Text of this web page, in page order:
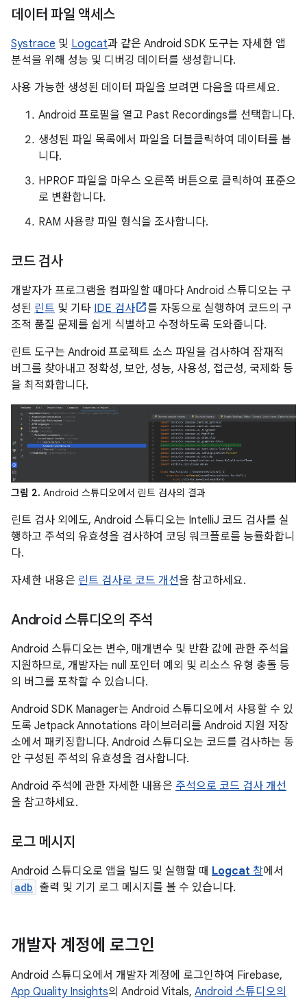
데이터 파일 액세스
Systrace 및 Logcat과 같은 Android SDK 도구는 자세한 앱
분석을 위해 성능 및 디버깅 데이터를 생성합니다.
사용 가능한 생성된 데이터 파일을 보려면 다음을 따르세요.
Android 프로필을 열고 Past Recordings를 선택합니다.
생성된 파일 목록에서 파일을 더블클릭하여 데이터를 봅
니다.
HPROF 파일을 마우스 오른쪽 버튼으로 클릭하여 표준으
로 변환합니다.
RAM 사용량 파일 형식을 조사합니다.
코드 검사
개발자가 프로그램을 컴파일할 때마다 Android 스튜디오는 구
성된 린트 및 기타 IDE 검사
를 자동으로 실행하여 코드의 구
조적 품질 문제를 쉽게 식별하고 수정하도록 도와줍니다.
린트 도구는 Android 프로젝트 소스 파일을 검사하여 잠재적
버그를 찾아내고 정확성, 보안, 성능, 사용성, 접근성, 국제화 등
을 최적화합니다.
그림 2. Android 스튜디오에서 린트 검사의 결과
린트 검사 외에도, Android 스튜디오는 IntelliJ 코드 검사를 실
행하고 주석의 유효성을 검사하여 코딩 워크플로를 능률화합니
다.
자세한 내용은 린트 검사로 코드 개선을 참고하세요.
Android 스튜디오의 주석
Android 스튜디오는 변수, 매개변수 및 반환 값에 관한 주석을
지원하므로, 개발자는 null 포인터 예외 및 리소스 유형 충돌 등
의 버그를 포착할 수 있습니다.
Android SDK Manager는 Android 스튜디오에서 사용할 수 있
도록 Jetpack Annotations 라이브러리를 Android 지원 저장
소에서 패키징합니다. Android 스튜디오는 코드를 검사하는 동
안 구성된 주석의 유효성을 검사합니다.
Android 주석에 관한 자세한 내용은 주석으로 코드 검사 개선
을 참고하세요.
로그 메시지
Android 스튜디오로 앱을 빌드 및 실행할 때 Logcat 창에서
adb 출력 및 기기 로그 메시지를 볼 수 있습니다.
개발자 계정에 로그인
Android 스튜디오에서 개발자 계정에 로그인하여 Firebase,
App Quality Insights의 Android Vitals, Android 스튜디오의